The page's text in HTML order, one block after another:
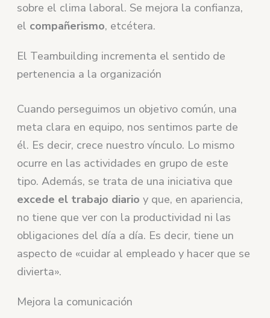
sobre el clima laboral. Se mejora la confianza,
el compañerismo, etcétera.
El Teambuilding incrementa el sentido de
pertenencia a la organización
Cuando perseguimos un objetivo común, una
meta clara en equipo, nos sentimos parte de
él. Es decir, crece nuestro vínculo. Lo mismo
ocurre en las actividades en grupo de este
tipo. Además, se trata de una iniciativa que
excede el trabajo diario y que, en apariencia,
no tiene que ver con la productividad ni las
obligaciones del día a día. Es decir, tiene un
aspecto de «cuidar al empleado y hacer que se
divierta».
Mejora la comunicación